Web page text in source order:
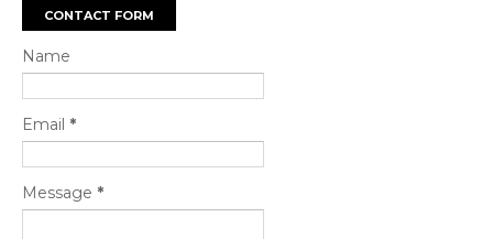
CONTACT FORM
Name
Email *
Message *